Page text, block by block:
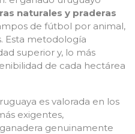
naturales y praderas
de fútbol por animal,
Esta metodología
superior y, lo más
de cada hectárea
es valorada en los
exigentes,
genuinamente